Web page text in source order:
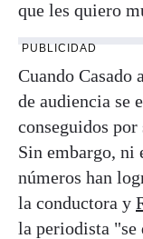
que les quiero
PUBLICIDAD
Cuando Casado
de audiencia se
conseguidos
Sin embargo,
números han
la conductora y
la periodista "se